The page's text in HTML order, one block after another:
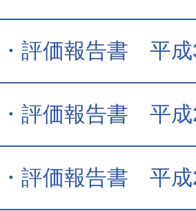
評価報告書 平成
評価報告書 平成
評価報告書 平成